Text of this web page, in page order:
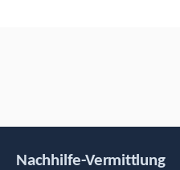
Nachhilfe-Vermittlung